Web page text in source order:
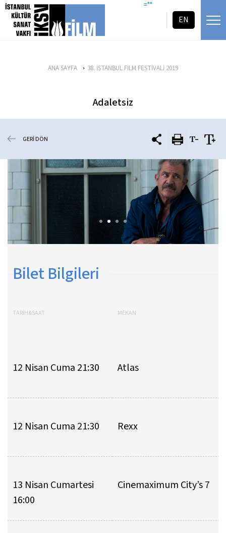
icerigi atla =""
EN
ANA SAYFA 38. İSTANBUL FİLM FESTİVALİ 2019
Adaletsiz
GERİ DÖN
Bilet Bilgileri
TARİH&SAAT MEKAN
12 Nisan Cuma 21:30 Atlas
12 Nisan Cuma 21:30 Rexx
13 Nisan Cumartesi
16:00
Cinemaximum City’s 7